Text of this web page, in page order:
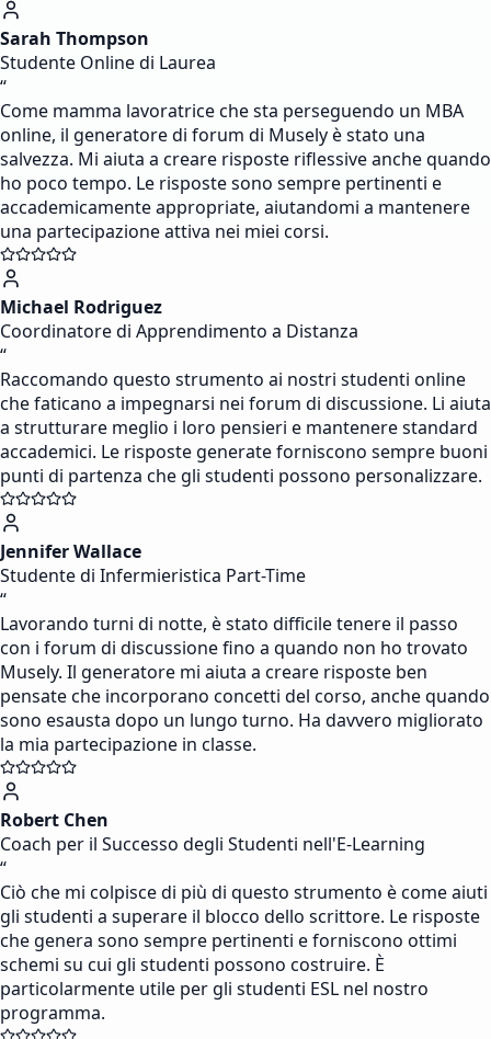
Sarah Thompson
Studente Online di Laurea
“
Come mamma lavoratrice che sta perseguendo un MBA
online, il generatore di forum di Musely è stato una
salvezza. Mi aiuta a creare risposte riflessive anche quando
ho poco tempo. Le risposte sono sempre pertinenti e
accademicamente appropriate, aiutandomi a mantenere
una partecipazione attiva nei miei corsi.
Michael Rodriguez
Coordinatore di Apprendimento a Distanza
“
Raccomando questo strumento ai nostri studenti online
che faticano a impegnarsi nei forum di discussione. Li aiuta
a strutturare meglio i loro pensieri e mantenere standard
accademici. Le risposte generate forniscono sempre buoni
punti di partenza che gli studenti possono personalizzare.
Jennifer Wallace
Studente di Infermieristica Part-Time
“
Lavorando turni di notte, è stato difficile tenere il passo
con i forum di discussione fino a quando non ho trovato
Musely. Il generatore mi aiuta a creare risposte ben
pensate che incorporano concetti del corso, anche quando
sono esausta dopo un lungo turno. Ha davvero migliorato
la mia partecipazione in classe.
Robert Chen
Coach per il Successo degli Studenti nell'E-Learning
“
Ciò che mi colpisce di più di questo strumento è come aiuti
gli studenti a superare il blocco dello scrittore. Le risposte
che genera sono sempre pertinenti e forniscono ottimi
schemi su cui gli studenti possono costruire. È
particolarmente utile per gli studenti ESL nel nostro
programma.